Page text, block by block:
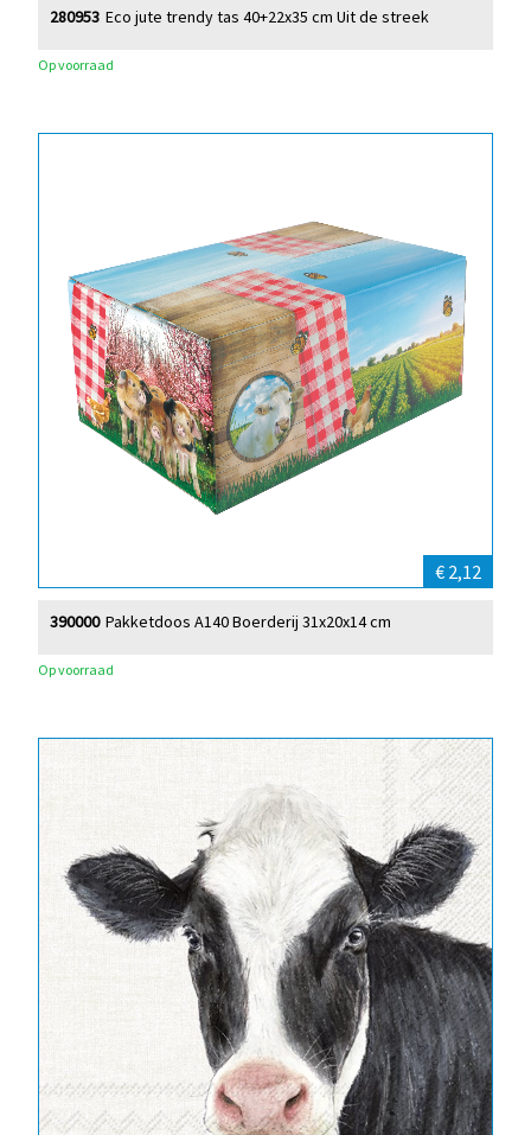
Eco jute trendy tas 40+22x35 cm Uit de streek
280953
Op voorraad
€ 2,12
Pakketdoos A140 Boerderij 31x20x14 cm
390000
Op voorraad